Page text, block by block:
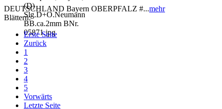
DEUTSCHLAND Bayern OBERPFALZ #...mehr
Blättern:
Erste Seite
Zurück
1
2
3
4
5
Vorwärts
Letzte Seite